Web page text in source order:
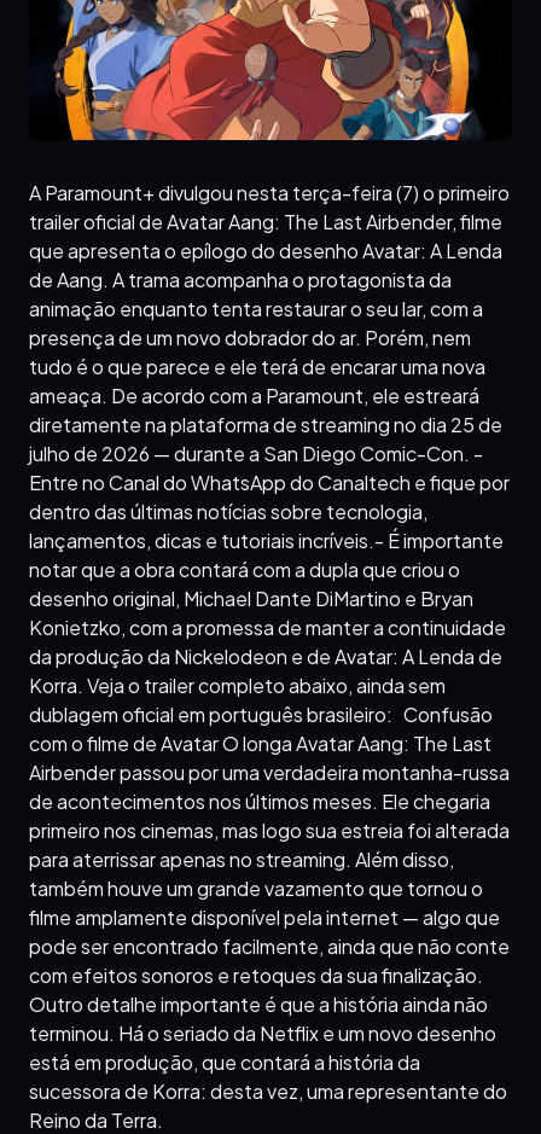
A Paramount+ divulgou nesta terça-feira (7) o primeiro
trailer oficial de Avatar Aang: The Last Airbender, filme
que apresenta o epílogo do desenho Avatar: A Lenda
de Aang. A trama acompanha o protagonista da
animação enquanto tenta restaurar o seu lar, com a
presença de um novo dobrador do ar. Porém, nem
tudo é o que parece e ele terá de encarar uma nova
ameaça. De acordo com a Paramount, ele estreará
diretamente na plataforma de streaming no dia 25 de
julho de 2026 — durante a San Diego Comic-Con. -
Entre no Canal do WhatsApp do Canaltech e fique por
dentro das últimas notícias sobre tecnologia,
lançamentos, dicas e tutoriais incríveis.- É importante
notar que a obra contará com a dupla que criou o
desenho original, Michael Dante DiMartino e Bryan
Konietzko, com a promessa de manter a continuidade
da produção da Nickelodeon e de Avatar: A Lenda de
Korra. Veja o trailer completo abaixo, ainda sem
dublagem oficial em português brasileiro: Confusão
com o filme de Avatar O longa Avatar Aang: The Last
Airbender passou por uma verdadeira montanha-russa
de acontecimentos nos últimos meses. Ele chegaria
primeiro nos cinemas, mas logo sua estreia foi alterada
para aterrissar apenas no streaming. Além disso,
também houve um grande vazamento que tornou o
filme amplamente disponível pela internet — algo que
pode ser encontrado facilmente, ainda que não conte
com efeitos sonoros e retoques da sua finalização.
Outro detalhe importante é que a história ainda não
terminou. Há o seriado da Netflix e um novo desenho
está em produção, que contará a história da
sucessora de Korra: desta vez, uma representante do
Reino da Terra.